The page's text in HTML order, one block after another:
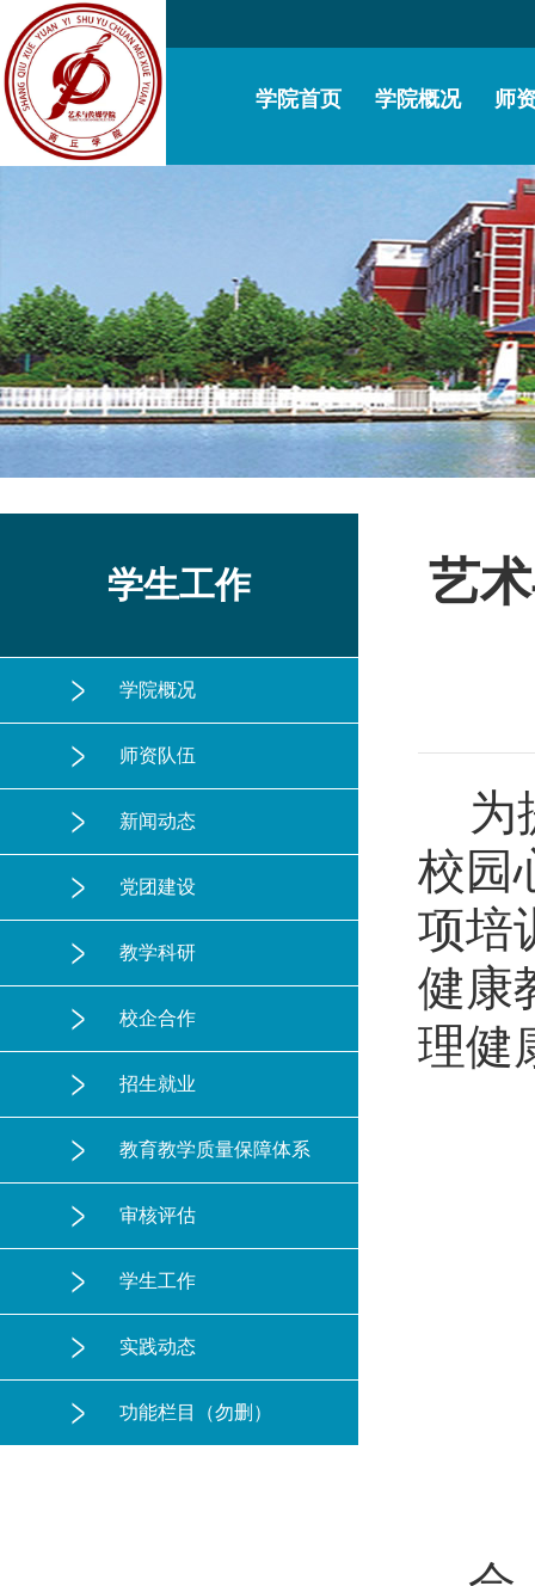
学院首页 学院概况 师
学生工作
学院概况
师资队伍
新闻动态
党团建设
教学科研
校企合作
招生就业
教育教学质量保障体系
审核评估
学生工作
实践动态
功能栏目（勿删）
艺
为
校园
项培
健康
理健